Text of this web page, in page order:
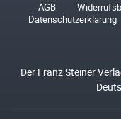
AGB
Datenschutzerklärung
Der Franz Steiner